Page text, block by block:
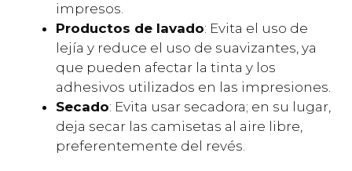
impresos.
Productos de lavado: Evita el uso de
lejía y reduce el uso de suavizantes, ya
que pueden afectar la tinta y los
adhesivos utilizados en las impresiones.
Secado: Evita usar secadora; en su lugar,
deja secar las camisetas al aire libre,
preferentemente del revés.